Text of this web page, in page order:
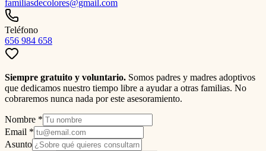
familiasdecolores@gmail.com
Teléfono
656 984 658
Siempre gratuito y voluntario. Somos padres y madres adoptivos
que dedicamos nuestro tiempo libre a ayudar a otras familias. No
cobraremos nunca nada por este asesoramiento.
Nombre *
Email *
Asunto